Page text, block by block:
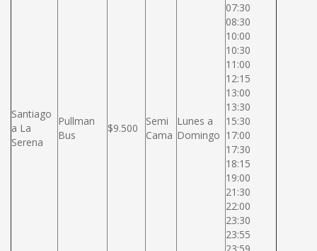
Santiago
a La
Serena
Pullman
Bus
$9.500
Semi
Cama
Lunes a
Domingo
07:30
08:30
10:00
10:30
11:00
12:15
13:00
13:30
15:30
17:00
17:30
18:15
19:00
21:30
22:00
23:30
23:55